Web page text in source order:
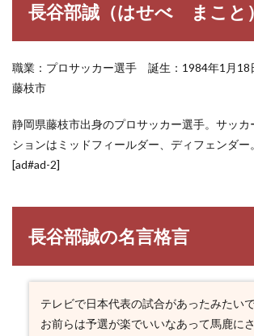
長谷部誠（はせべ まこと）
職業：プロサッカー選手 誕生：1984年1月
藤枝市
静岡県藤枝市出身のプロサッカー選手。サッカ
ションはミッドフィールダー、ディフェンダー。
[ad#ad-2]
長谷部誠の名言格言
テレビで日本代表の試合があったみたい
お前らは予選が楽でいいなあって馬鹿に